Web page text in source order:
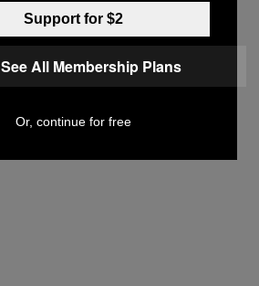
Support for $2
See All Membership Plans
Or, continue for free